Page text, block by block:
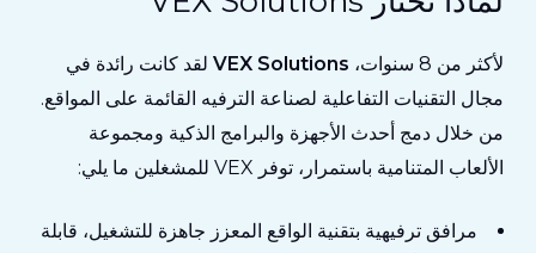
لأكثر من 8 سنوات، VEX Solutionsلقد كانت رائدة في
مجال التقنيات التفاعلية لصناعة الترفيه القائمة على المواقع.
من خلال دمج أحدث الأجهزة والبرامج الذكية ومجموعة
الألعاب المتنامية باستمرار، توفر VEX للمشغلين ما يلي:
مرافق ترفيهية بتقنية الواقع المعزز جاهزة للتشغيل، قابلة